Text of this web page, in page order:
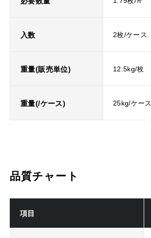
入数 2枚/ケース
重量(販売単位) 12.5kg/枚
重量(/ケース) 25kg/ケース
品質チャート
項目